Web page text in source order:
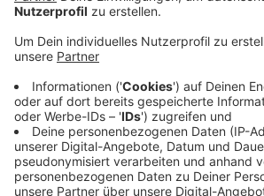
Fragen sind dabei unter anderem,
Job und Kinderbetreuung miteinander
bekommen und wie viele Stunden die
bald in die Kita dürfen. Kritiker sagen,
Öffnung am 08. Juni Augenwischerei
könnten nur zeitweise betreut
trotzdem noch nicht wieder voll
würden aber genau das von den